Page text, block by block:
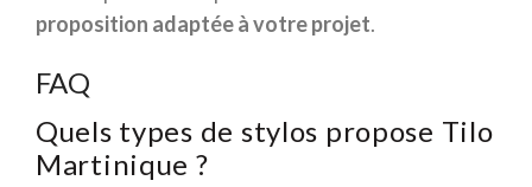
proposition adaptée à votre projet.
FAQ
Quels types de stylos propose Tilo
Martinique ?